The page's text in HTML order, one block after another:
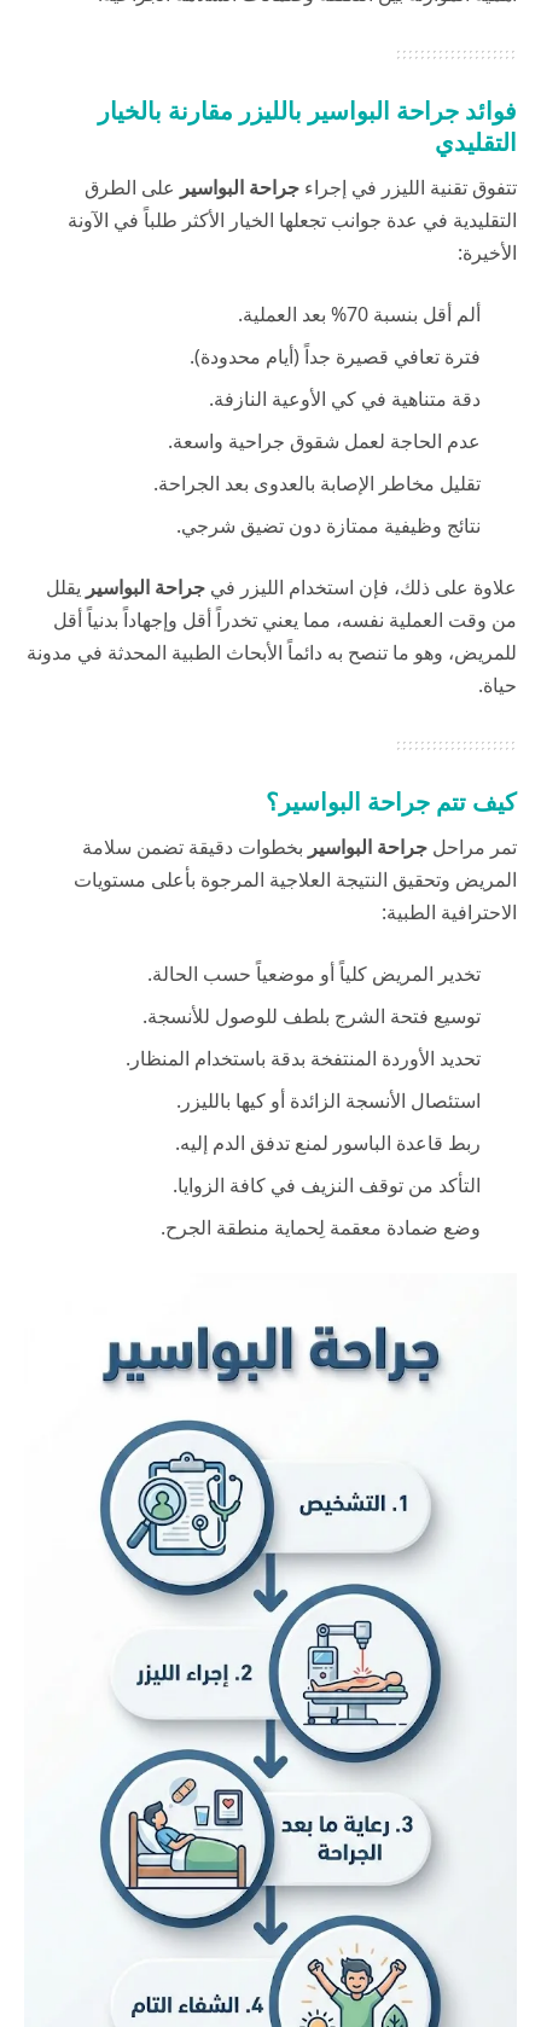
فوائد جراحة البواسير بالليزر مقارنة بالخيار
التقليدي
تتفوق تقنية الليزر في إجراء جراحة البواسير على الطرق
التقليدية في عدة جوانب تجعلها الخيار الأكثر طلباً في الآونة
الأخيرة:
ألم أقل بنسبة 70% بعد العملية.
فترة تعافي قصيرة جداً (أيام محدودة).
دقة متناهية في كي الأوعية النازفة.
عدم الحاجة لعمل شقوق جراحية واسعة.
تقليل مخاطر الإصابة بالعدوى بعد الجراحة.
نتائج وظيفية ممتازة دون تضيق شرجي.
علاوة على ذلك، فإن استخدام الليزر في جراحة البواسير يقلل
من وقت العملية نفسه، مما يعني تخدراً أقل وإجهاداً بدنياً أقل
للمريض، وهو ما تنصح به دائماً الأبحاث الطبية المحدثة في مدونة
حياة.
كيف تتم جراحة البواسير؟
تمر مراحل جراحة البواسير بخطوات دقيقة تضمن سلامة
المريض وتحقيق النتيجة العلاجية المرجوة بأعلى مستويات
الاحترافية الطبية:
تخدير المريض كلياً أو موضعياً حسب الحالة.
توسيع فتحة الشرج بلطف للوصول للأنسجة.
تحديد الأوردة المنتفخة بدقة باستخدام المنظار.
استئصال الأنسجة الزائدة أو كيها بالليزر.
ربط قاعدة الباسور لمنع تدفق الدم إليه.
التأكد من توقف النزيف في كافة الزوايا.
وضع ضمادة معقمة لِحماية منطقة الجرح.